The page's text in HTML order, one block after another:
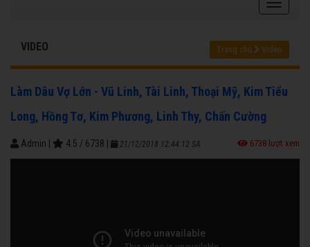
VIDEO Trang chủ Video
Làm Dâu Vợ Lớn - Vũ Linh, Tài Linh, Thoại Mỹ, Kim Tiểu
Long, Hồng Tơ, Kim Phương, Linh Thy, Chấn Cường
Admin 4.5 / 6738 21/12/2018 12:44:12 SA 6738 lượt xem